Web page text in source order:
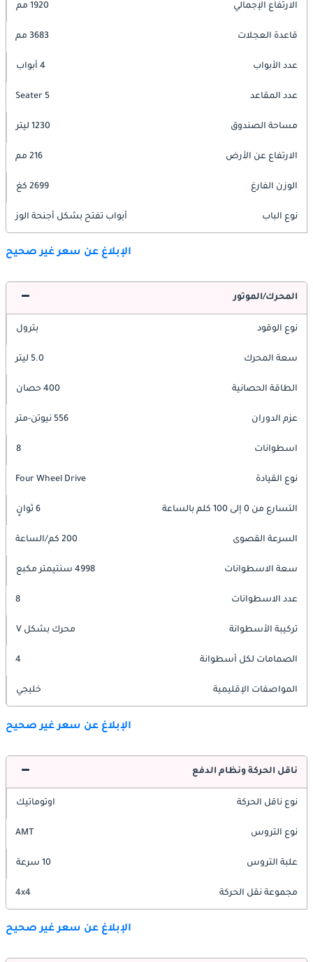
الارتفاع الإجمالي 1920 مم
قاعدة العجلات 3683 مم
عدد الأبواب 4 أبواب
عدد المقاعد 5 Seater
مساحة الصندوق 1230 ليتر
الارتفاع عن الأرض 216 مم
الوزن الفارغ 2699 كغ
نوع الباب أبواب تفتح بشكل أجنحة الوز
الإبلاغ عن سعر غير صحيح
المحرك/الموتور
نوع الوقود بترول
سعة المحرك 5.0 ليتر
الطاقة الحصانية 400 حصان
عزم الدوران 556 نيوتن-متر
اسطوانات 8
نوع القيادة Four Wheel Drive
التسارع من 0 إلى 100 كلم بالساعة 6 ثوانٍ
السرعة القصوى 200 كم/الساعة
سعة الاسطوانات 4998 سنتيمتر مكبع
عدد الاسطوانات 8
تركيبة الأسطوانة محرك بشكل V
الصمامات لكل أسطوانة 4
المواصفات الإقليمية خليجي
الإبلاغ عن سعر غير صحيح
ناقل الحركة ونظام الدفع
نوع ناقل الحركة اوتوماتيك
نوع التروس AMT
علبة التروس 10 سرعة
مجموعة نقل الحركة 4x4
الإبلاغ عن سعر غير صحيح